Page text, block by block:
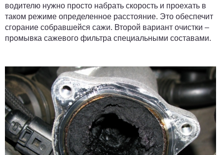
водителю нужно просто набрать скорость и проехать в
таком режиме определенное расстояние. Это обеспечит
сгорание собравшейся сажи. Второй вариант очистки –
промывка сажевого фильтра специальными составами.